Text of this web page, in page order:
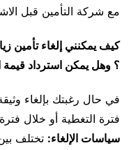
مع شركة التأمين قبل
كيف يمكنني إلغاء تأمين
؟ وهل يمكن استرداد
في حال رغبتك بإلغاء
فترة التغطية أو خلال
سياسات الإلغاء: تختلف